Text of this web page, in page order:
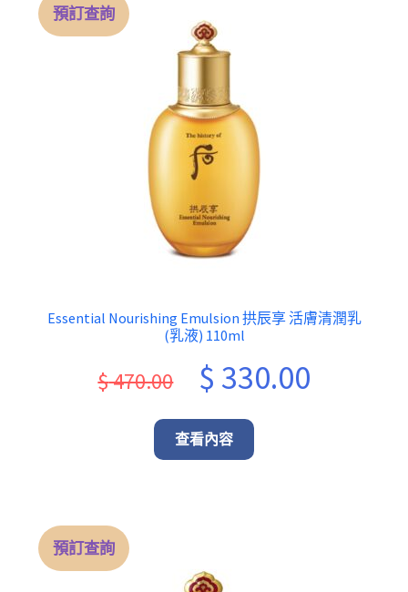
預訂查詢
Essential Nourishing Emulsion 拱辰享 活膚清潤乳
(乳液) 110ml
$470.00
Original
price
was:
$ 330.00Current
查看內容
預訂查詢